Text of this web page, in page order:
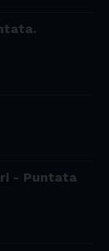
- Puntata